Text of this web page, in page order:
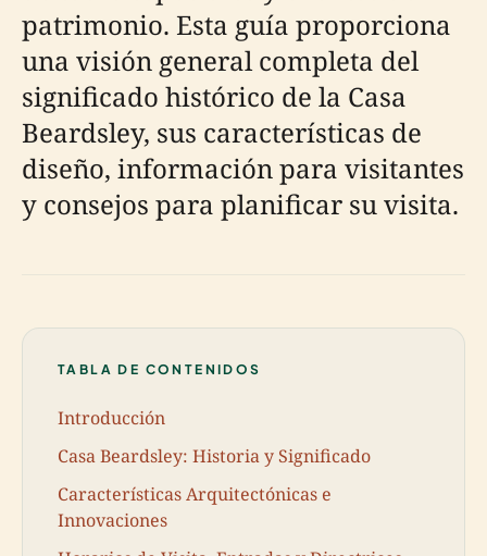
patrimonio. Esta guía proporciona
una visión general completa del
significado histórico de la Casa
Beardsley, sus características de
diseño, información para visitantes
y consejos para planificar su visita.
TABLA DE CONTENIDOS
Introducción
Casa Beardsley: Historia y Significado
Características Arquitectónicas e
Innovaciones